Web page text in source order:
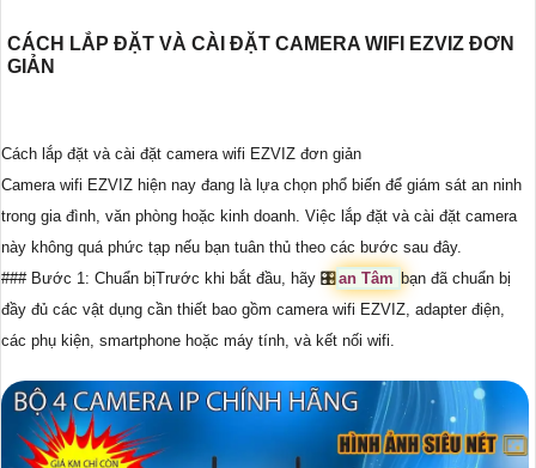
CÁCH LẮP ĐẶT VÀ CÀI ĐẶT CAMERA WIFI EZVIZ ĐƠN
GIẢN
Cách lắp đặt và cài đặt camera wifi EZVIZ đơn giản
Camera wifi EZVIZ hiện nay đang là lựa chọn phổ biến để giám sát an ninh
trong gia đình, văn phòng hoặc kinh doanh. Việc lắp đặt và cài đặt camera
này không quá phức tạp nếu bạn tuân thủ theo các bước sau đây.
### Bước 1: Chuẩn bịTrước khi bắt đầu, hãy 🎛 an Tâm bạn đã chuẩn bị
đầy đủ các vật dụng cần thiết bao gồm camera wifi EZVIZ, adapter điện,
các phụ kiện, smartphone hoặc máy tính, và kết nối wifi.